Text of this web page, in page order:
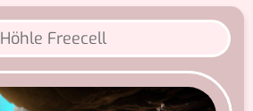
Höhle Freecell